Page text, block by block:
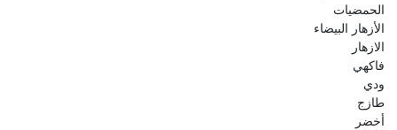
الحمضيات
الأزهار البيضاء
الازهار
فاكهي
ودي
طازج
أخضر